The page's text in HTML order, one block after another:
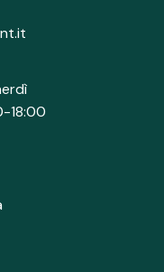
18:00